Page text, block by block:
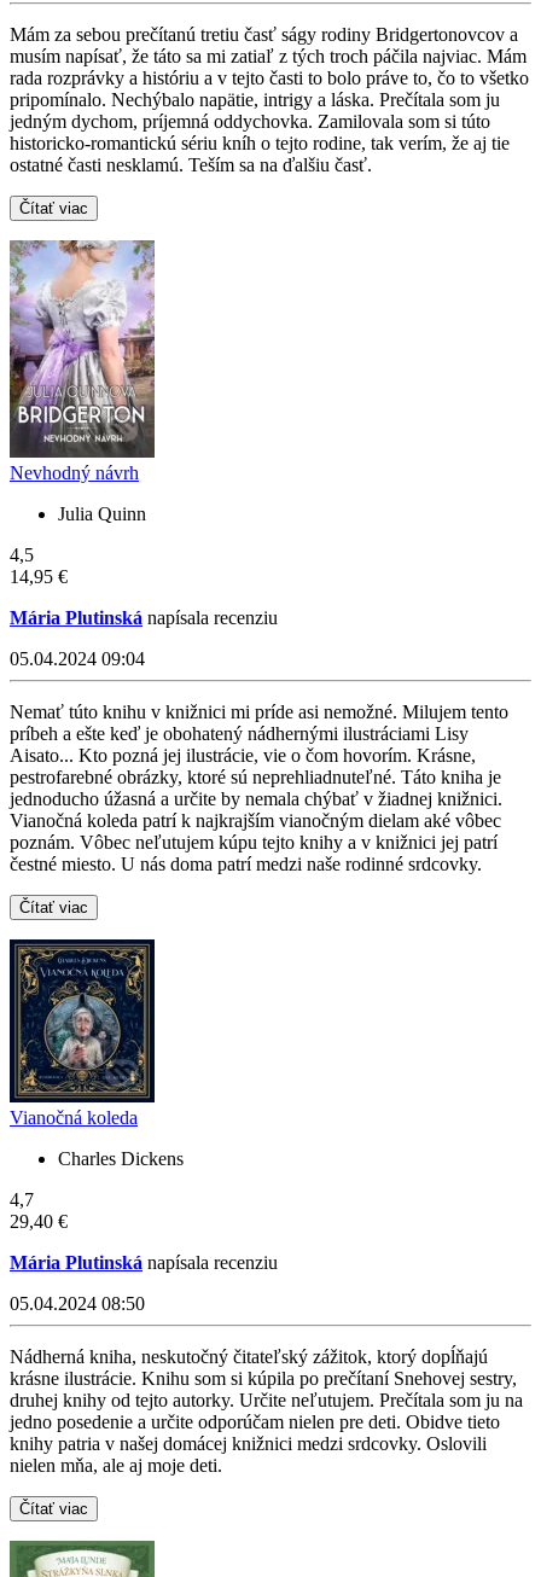
Mám za sebou prečítanú tretiu časť ságy rodiny Bridgertonovcov a
musím napísať, že táto sa mi zatiaľ z tých troch páčila najviac. Mám
rada rozprávky a históriu a v tejto časti to bolo práve to, čo to všetko
pripomínalo. Nechýbalo napätie, intrigy a láska. Prečítala som ju
jedným dychom, príjemná oddychovka. Zamilovala som si túto
historicko-romantickú sériu kníh o tejto rodine, tak verím, že aj tie
ostatné časti nesklamú. Teším sa na ďalšiu časť.
Čítať viac
Nevhodný návrh
Julia Quinn
4,5
14,95 €
Mária Plutinská napísala recenziu
05.04.2024 09:04
Nemať túto knihu v knižnici mi príde asi nemožné. Milujem tento
príbeh a ešte keď je obohatený nádhernými ilustráciami Lisy
Aisato... Kto pozná jej ilustrácie, vie o čom hovorím. Krásne,
pestrofarebné obrázky, ktoré sú neprehliadnuteľné. Táto kniha je
jednoducho úžasná a určite by nemala chýbať v žiadnej knižnici.
Vianočná koleda patrí k najkrajším vianočným dielam aké vôbec
poznám. Vôbec neľutujem kúpu tejto knihy a v knižnici jej patrí
čestné miesto. U nás doma patrí medzi naše rodinné srdcovky.
Čítať viac
Vianočná koleda
Charles Dickens
4,7
29,40 €
Mária Plutinská napísala recenziu
05.04.2024 08:50
Nádherná kniha, neskutočný čitateľský zážitok, ktorý dopĺňajú
krásne ilustrácie. Knihu som si kúpila po prečítaní Snehovej sestry,
druhej knihy od tejto autorky. Určite neľutujem. Prečítala som ju na
jedno posedenie a určite odporúčam nielen pre deti. Obidve tieto
knihy patria v našej domácej knižnici medzi srdcovky. Oslovili
nielen mňa, ale aj moje deti.
Čítať viac